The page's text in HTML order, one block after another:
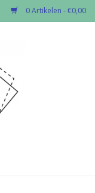
0 Artikelen - €0,00